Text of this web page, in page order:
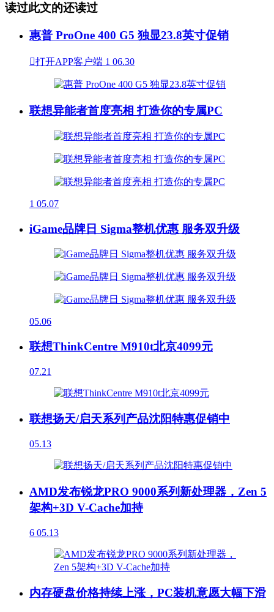
读过此文的还读过
惠普 ProOne 400 G5 独显23.8英寸促销
打开APP客户端 1 06.30
联想异能者首度亮相 打造你的专属PC
1 05.07
iGame品牌日 Sigma整机优惠 服务双升级
05.06
联想ThinkCentre M910t北京4099元
07.21
联想扬天/启天系列产品沈阳特惠促销中
05.13
AMD发布锐龙PRO 9000系列新处理器，Zen 5
架构+3D V-Cache加持
6 05.13
内存硬盘价格持续上涨，PC装机意愿大幅下滑